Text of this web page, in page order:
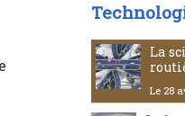
La
Le 28